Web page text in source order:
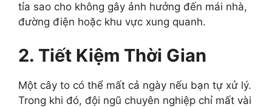
tỉa sao cho không gây ảnh hưởng đến mái nhà,
đường điện hoặc khu vực xung quanh.
2. Tiết Kiệm Thời Gian
Một cây to có thể mất cả ngày nếu bạn tự xử lý.
Trong khi đó, đội ngũ chuyên nghiệp chỉ mất vài